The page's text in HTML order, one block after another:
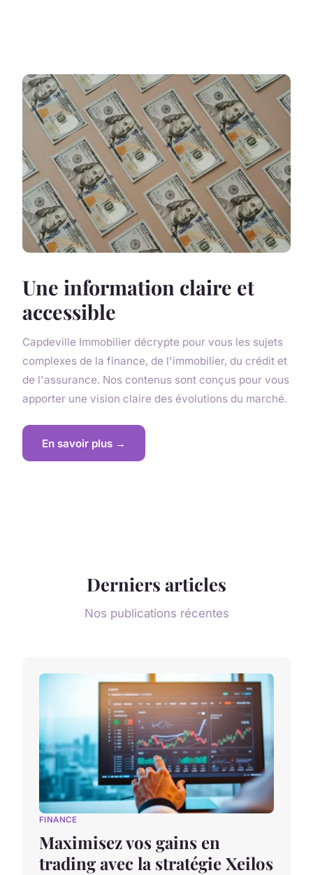
Une information claire et
accessible
Capdeville Immobilier décrypte pour vous les sujets
complexes de la finance, de l'immobilier, du crédit et
de l'assurance. Nos contenus sont conçus pour vous
apporter une vision claire des évolutions du marché.
En savoir plus →
Derniers articles
Nos publications récentes
FINANCE
Maximisez vos gains en
trading avec la stratégie Xeilos